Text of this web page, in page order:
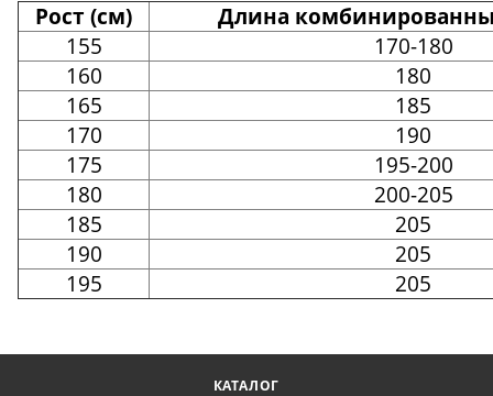
Рост (см)
Длина
155
170-180
160
180
165
185
170
190
175
195-200
180
200-205
185
205
190
205
195
205
КАТАЛОГ